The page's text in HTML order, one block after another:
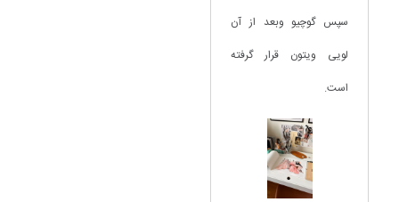
سپس گوچیو وبعد از آن
لویی ویتون قرار گرفته
است.